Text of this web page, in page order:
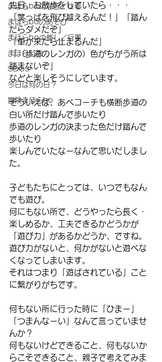
まほらboの学習／仕事
まほらboのあそび
まほらboの催し／行事
まほらじお
SDGs
今日は何の日？
冒険まほらbo
先日、お散歩をしていたら・・・
「葉っぱを飛び越えるんだ！」「踏ん
だらダメだぞ」
「車が来たら止まるんだ」
「（歩道のレンガの）色がちがう所は
踏まないぞ」
などと楽しそうにしています。
そういえば、あべコーチも横断歩道の
白い所だけ踏んで歩いたり
歩道のレンガの決まった色だけ踏んで
歩いたり
楽しんでいたなーなんて思いだしまし
た。
子どもたちにとっては、いつでもなん
でも遊び。
何にもない所で、どうやったら長く・
楽しめるか、工夫できるかどうかが
「遊び力」があるかどうか、ですね。
遊び力がないと、何かがないと遊べな
くなってしまいます。
それはつまり「遊ばされている」こと
に繋がりがちです。
何もない所に行った時に「ひまー」
「つまんなーい」なんて言っていませ
んか？
何もないけどできること、何もないか
らこそできること、親子で考えてみま